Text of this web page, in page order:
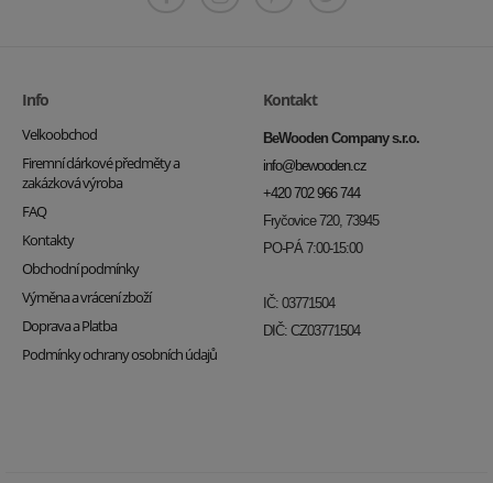
Info
Velkoobchod
Firemní dárkové předměty a
zakázková výroba
FAQ
Kontakty
Obchodní podmínky
Výměna a vrácení zboží
Doprava a Platba
Podmínky ochrany osobních údajů
Kontakt
BeWooden Company s.r.o.
info@bewooden.cz
+420 702 966 744
Fryčovice 720, 73945
PO-PÁ 7:00-15:00
IČ: 03771504
DIČ: CZ03771504